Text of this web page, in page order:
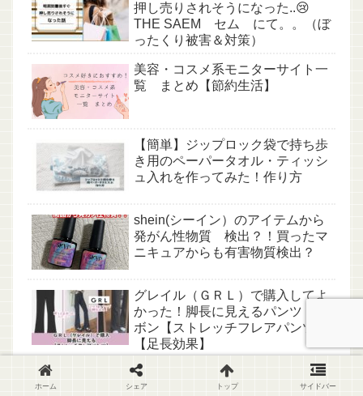
押し売りされそうになった..😢
THE SAEM セム にて。。（ぼ
ったくり被害＆対策）
美容・コスメ系モニターサイト一
覧 まとめ【節約生活】
【簡単】ジップロック袋で持ち歩
き用のペーパータオル・ティッシ
ュ入れを作ってみた！作り方
shein(シーイン）のアイテムから
発がん性物質 検出？！買ったマ
ニキュアからも有害物質検出？
グレイル（ＧＲＬ）で購入してよ
かった！脚長に見えるパンツ・ズ
ボン【ストレッチフレアパンツ】
【足長効果】
【100均】持ち歩きに便利！ダイ
ソーのウェットシートケースでペ
ホーム シェア トップ サイドバー